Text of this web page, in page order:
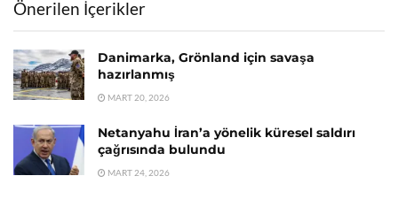
Önerilen İçerikler
Danimarka, Grönland için savaşa
hazırlanmış
MART 20, 2026
Netanyahu İran’a yönelik küresel saldırı
çağrısında bulundu
MART 24, 2026